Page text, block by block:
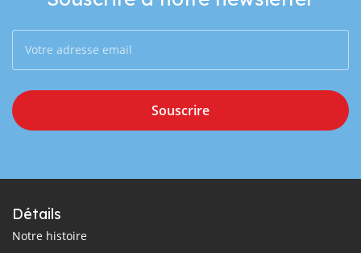
Souscrire
Détails
Notre histoire